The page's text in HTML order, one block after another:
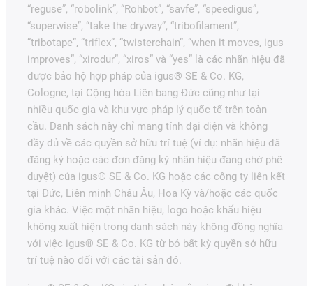
“reguse”, “robolink”, “Rohbot”, “savfe”, “speedigus”,
“superwise”, “take the dryway”, “tribofilament”,
“tribotape”, “triflex”, “twisterchain”, “when it moves, igus
improves”, “xirodur”, “xiros” và “yes” là các nhãn hiệu đã
được bảo hộ hợp pháp của igus® SE & Co. KG,
Cologne, tại Cộng hòa Liên bang Đức cũng như tại
nhiều quốc gia và khu vực pháp lý quốc tế trên toàn
cầu. Danh sách này chỉ mang tính đại diện và không
đầy đủ về các quyền sở hữu trí tuệ (ví dụ: nhãn hiệu đã
đăng ký hoặc các đơn đăng ký nhãn hiệu đang chờ phê
duyệt) của igus® SE & Co. KG hoặc các công ty liên kết
tại Đức, Liên minh Châu Âu, Hoa Kỳ và/hoặc các quốc
gia khác. Việc một nhãn hiệu, logo hoặc khẩu hiệu
không xuất hiện trong danh sách này không đồng nghĩa
với việc igus® SE & Co. KG từ bỏ bất kỳ quyền sở hữu
trí tuệ nào đối với các tài sản đó.